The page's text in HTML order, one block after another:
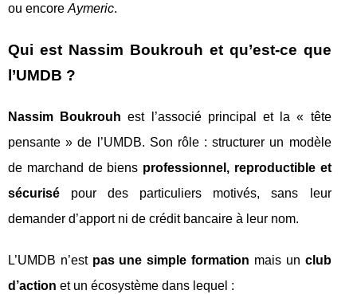
ou encore Aymeric.
Qui est Nassim Boukrouh et qu’est‑ce que
l’UMDB ?
Nassim Boukrouh est l’associé principal et la « tête
pensante » de l’UMDB. Son rôle : structurer un modèle
de marchand de biens professionnel, reproductible et
sécurisé pour des particuliers motivés, sans leur
demander d’apport ni de crédit bancaire à leur nom.
L’UMDB n’est pas une simple formation mais un club
d’action et un écosystème dans lequel :